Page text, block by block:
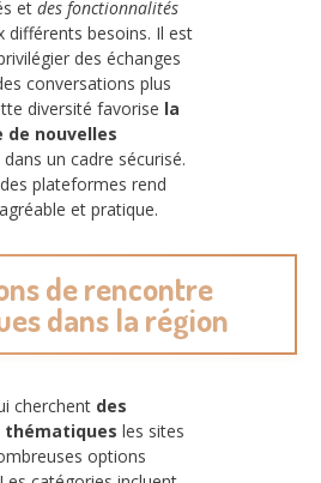
et des fonctionnalités
différents besoins. Il est
des échanges
conversations plus
diversité favorise la
de nouvelles
dans un cadre sécurisé.
plateformes rend
et pratique.
de rencontre
dans la région
cherchent des
thématiques les sites
options